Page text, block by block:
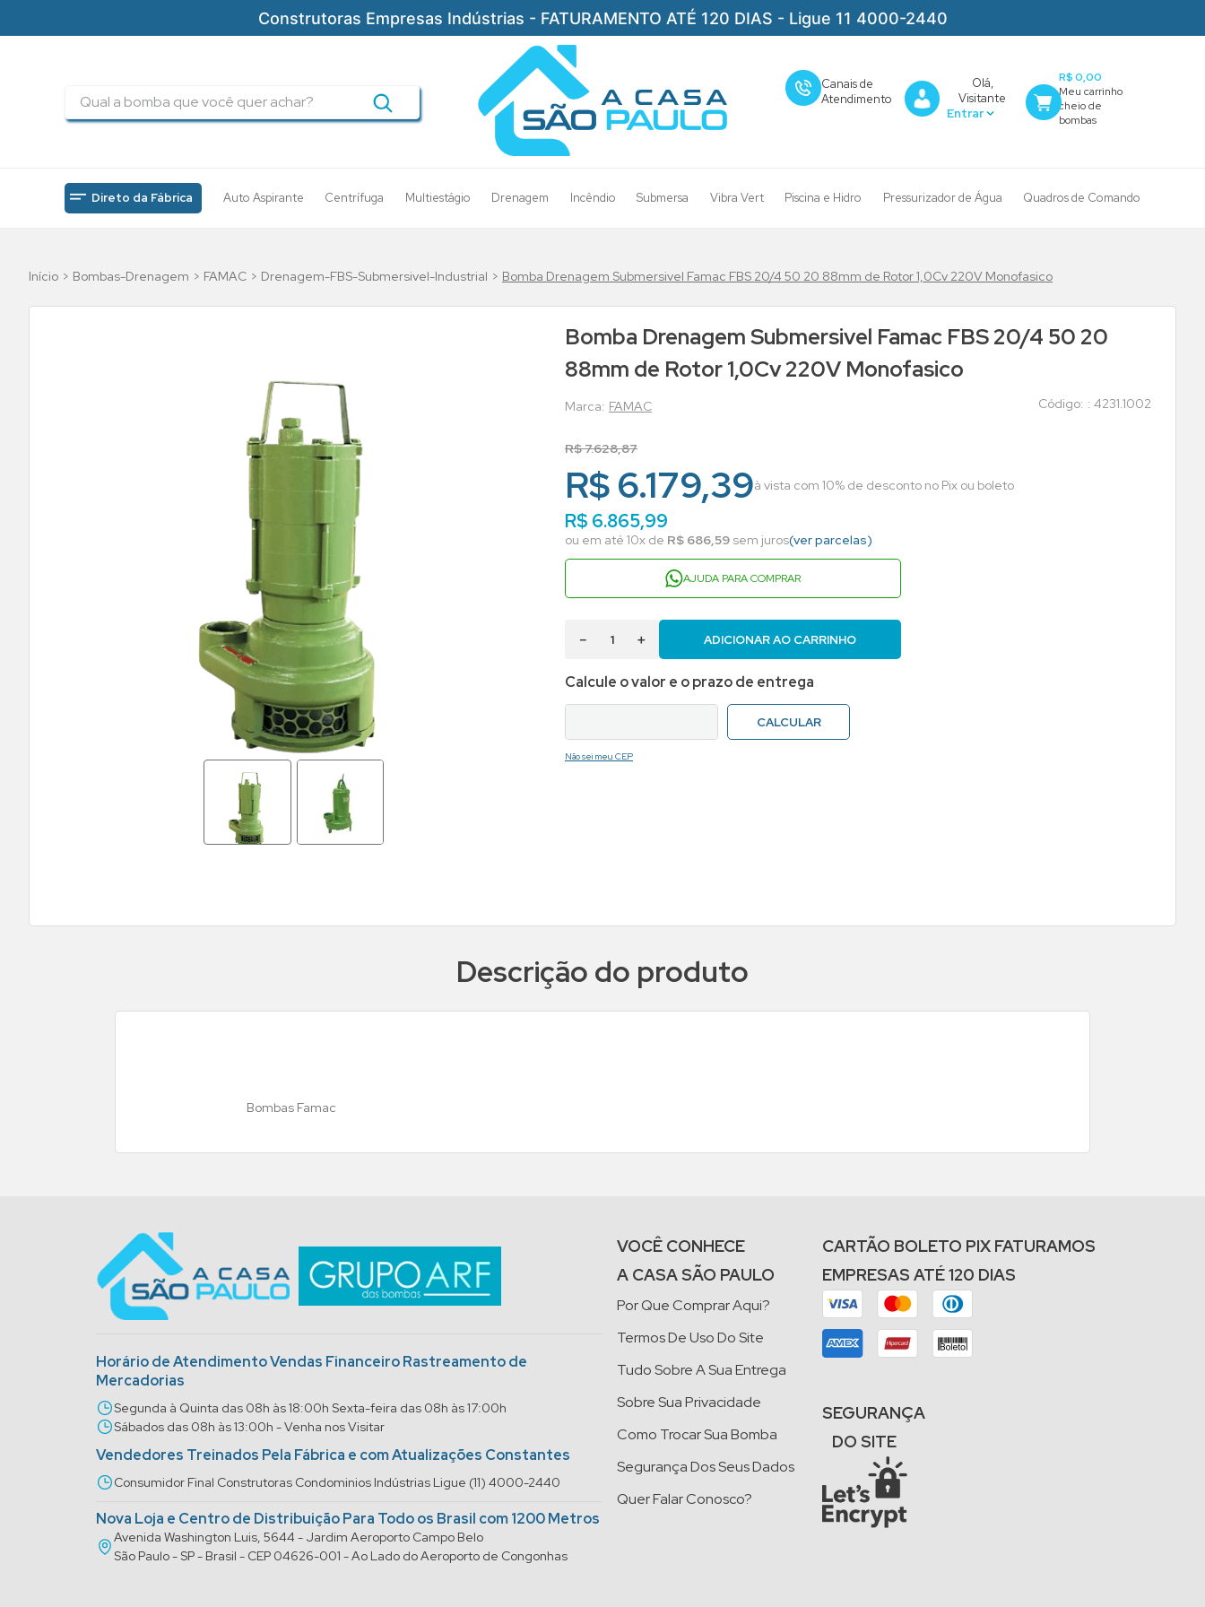
Construtoras Empresas Indústrias - FATURAMENTO ATÉ 120 DIAS - Ligue 11 4000-2440
Canais de
Atendimento
Olá,
Visitante
R$ 0,00
Direto da Fábrica Auto Aspirante Centrífuga Multiestágio Drenagem Incêndio Submersa Vibra Vert Piscina e Hidro Pressurizador de Água Quadros de Comando
Bombas-Drenagem FAMAC Drenagem-FBS-Submersivel-Industrial Bomba Drenagem Submersivel Famac FBS 20/4 50 20 88mm de Rotor 1,0Cv 220V Monofasico
Bomba Drenagem Submersivel Famac FBS 20/4 50 20
88mm de Rotor 1,0Cv 220V Monofasico
FAMAC : 4231.1002
R$7.628,87
R$ 6.179,39à vista com 10% de desconto no Pix ou boleto
R$ 6.865,99
ou em até 10x de R$ 686,59 sem juros(ver parcelas)
AJUDA PARA COMPRAR
＋
－ ADICIONAR AO CARRINHO
Não sei meu CEP
Descrição do produto
Bombas Famac
Horário de Atendimento Vendas Financeiro Rastreamento de
Mercadorias
Segunda à Quinta das 08h às 18:00h Sexta-feira das 08h às 17:00h
Sábados das 08h às 13:00h - Venha nos Visitar
Vendedores Treinados Pela Fábrica e com Atualizações Constantes
Consumidor Final Construtoras Condominios Indústrias Ligue (11) 4000-2440
Nova Loja e Centro de Distribuição Para Todo os Brasil com 1200 Metros
Avenida Washington Luis, 5644 - Jardim Aeroporto Campo Belo
São Paulo - SP - Brasil - CEP 04626-001 - Ao Lado do Aeroporto de Congonhas
VOCÊ CONHECE
A CASA SÃO PAULO
Por Que Comprar Aqui?
Termos De Uso Do Site
Tudo Sobre A Sua Entrega
Sobre Sua Privacidade
Como Trocar Sua Bomba
Segurança Dos Seus Dados
Quer Falar Conosco?
CARTÃO BOLETO PIX FATURAMOS
EMPRESAS ATÉ 120 DIAS
SEGURANÇA
DO SITE
drenagem